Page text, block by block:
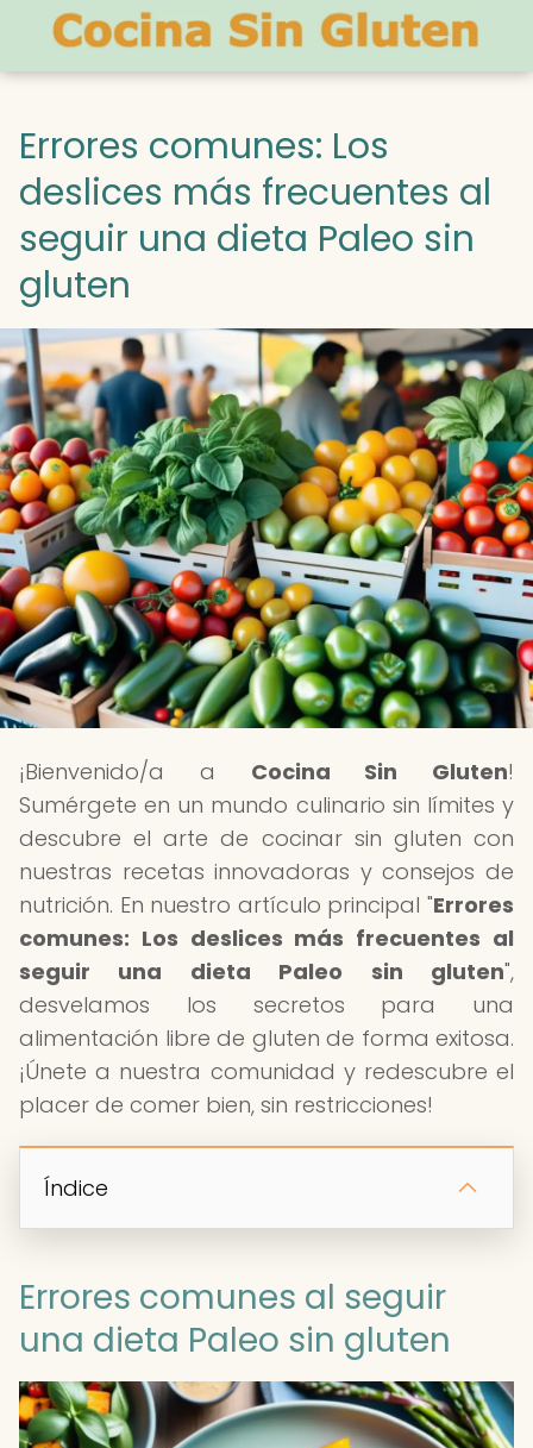
Errores comunes: Los
deslices más frecuentes al
seguir una dieta Paleo sin
gluten
¡Bienvenido/a a Cocina Sin Gluten!
Sumérgete en un mundo culinario sin límites y
descubre el arte de cocinar sin gluten con
nuestras recetas innovadoras y consejos de
nutrición. En nuestro artículo principal "Errores
comunes: Los deslices más frecuentes al
seguir una dieta Paleo sin gluten",
desvelamos los secretos para una
alimentación libre de gluten de forma exitosa.
¡Únete a nuestra comunidad y redescubre el
placer de comer bien, sin restricciones!
Índice
Errores comunes al seguir
una dieta Paleo sin gluten